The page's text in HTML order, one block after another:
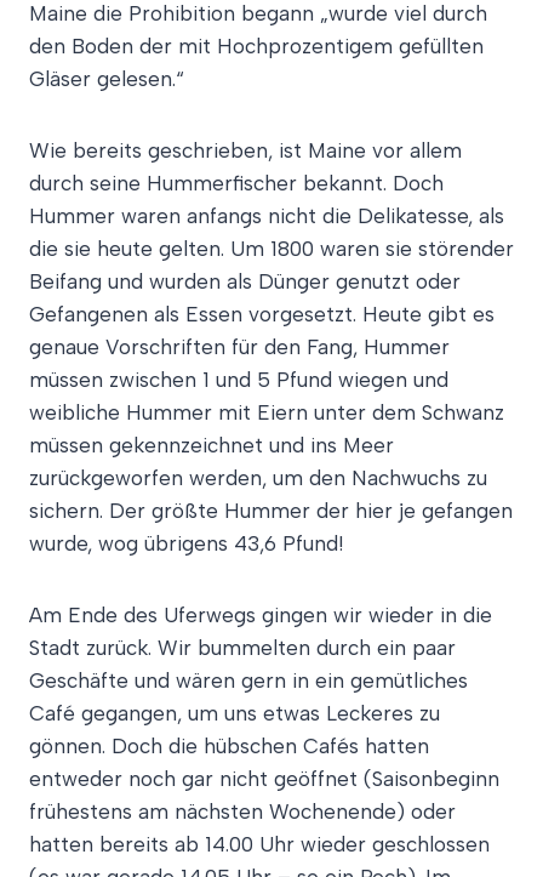
Maine die Prohibition begann „wurde viel durch
den Boden der mit Hochprozentigem gefüllten
Gläser gelesen.“
Wie bereits geschrieben, ist Maine vor allem
durch seine Hummerfischer bekannt. Doch
Hummer waren anfangs nicht die Delikatesse, als
die sie heute gelten. Um 1800 waren sie störender
Beifang und wurden als Dünger genutzt oder
Gefangenen als Essen vorgesetzt. Heute gibt es
genaue Vorschriften für den Fang, Hummer
müssen zwischen 1 und 5 Pfund wiegen und
weibliche Hummer mit Eiern unter dem Schwanz
müssen gekennzeichnet und ins Meer
zurückgeworfen werden, um den Nachwuchs zu
sichern. Der größte Hummer der hier je gefangen
wurde, wog übrigens 43,6 Pfund!
Am Ende des Uferwegs gingen wir wieder in die
Stadt zurück. Wir bummelten durch ein paar
Geschäfte und wären gern in ein gemütliches
Café gegangen, um uns etwas Leckeres zu
gönnen. Doch die hübschen Cafés hatten
entweder noch gar nicht geöffnet (Saisonbeginn
frühestens am nächsten Wochenende) oder
hatten bereits ab 14.00 Uhr wieder geschlossen